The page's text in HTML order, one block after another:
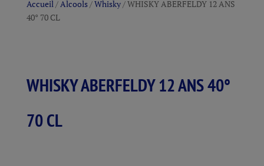
Accueil/Alcools/Whisky/ WHISKY ABERFELDY 12 ANS
40° 70 CL
WHISKY ABERFELDY 12 ANS 40°
70 CL